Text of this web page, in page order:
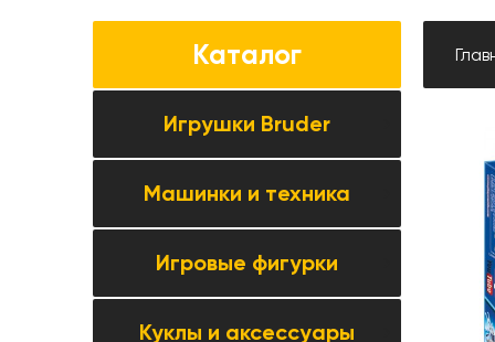
Каталог
Игрушки Bruder
Все товары категории →
Комбайны
Тракторы
Прицепная техника
Машинки и техника
Все товары категории →
Коллекционные модели
Игровые фигурки
Все товары категории →
Куклы и аксессуары